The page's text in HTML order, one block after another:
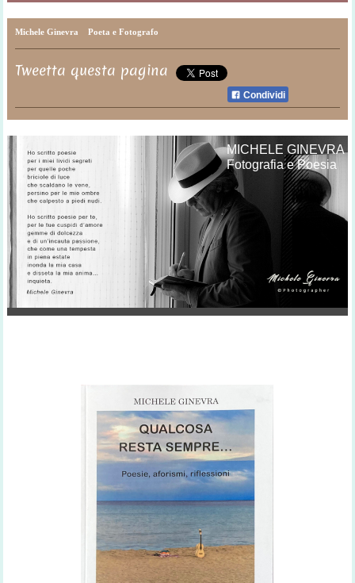
Michele Ginevra Poeta e Fotografo
Tweetta questa pagina
Condividi
MICHELE GINEVRA
Fotografia e Poesia